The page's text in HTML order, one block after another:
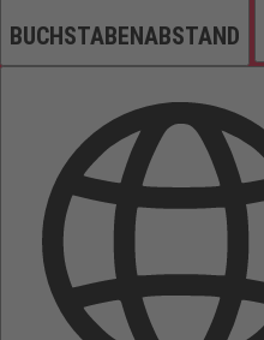
BUCHSTABENABSTAND